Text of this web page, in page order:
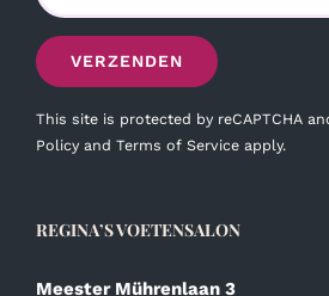
This site is protected by reCAPTCHA
Policy and Terms of Service apply.
REGINA’S VOETENSALON
Meester Mührenlaan 3